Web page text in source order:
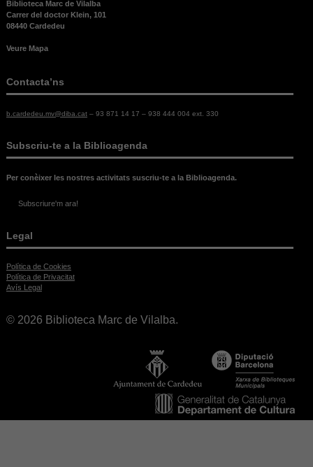
Biblioteca Marc de Vilalba
Carrer del doctor Klein, 101
08440 Cardedeu
Veure Mapa
Contacta’ns
b.cardedeu.mv@diba.cat– 93 871 14 17 – 938 444 004 ext. 330
Subscriu-te a la Biblioagenda
Per conèixer les nostres activitats suscriu-te a la Biblioagenda.
Subscriure'm ara!
Legal
Política de Cookies
Política de Privacitat
Avís Legal
© 2026 Biblioteca Marc de Vilalba.